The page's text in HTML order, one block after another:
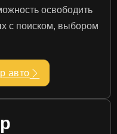
освободить
с поиском, выбором
авто